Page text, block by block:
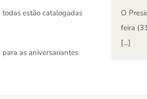
estão catalogadas
as aniversariantes
O
feira
[…]